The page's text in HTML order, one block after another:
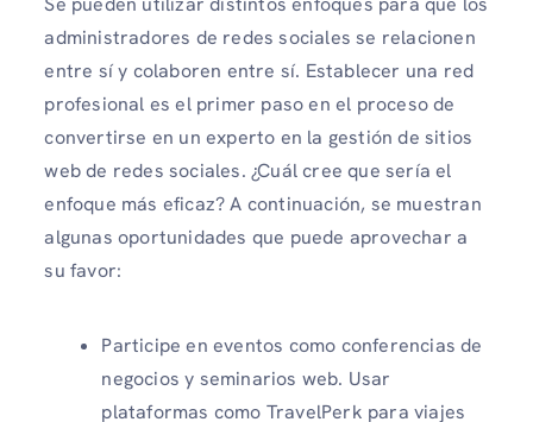
administradores de redes sociales se relacionen
entre sí y colaboren entre sí. Establecer una red
profesional es el primer paso en el proceso de
convertirse en un experto en la gestión de sitios
web de redes sociales. ¿Cuál cree que sería el
enfoque más eficaz? A continuación, se muestran
algunas oportunidades que puede aprovechar a
su favor:
Participe en eventos como conferencias de
negocios y seminarios web. Usar
plataformas como TravelPerk para viajes